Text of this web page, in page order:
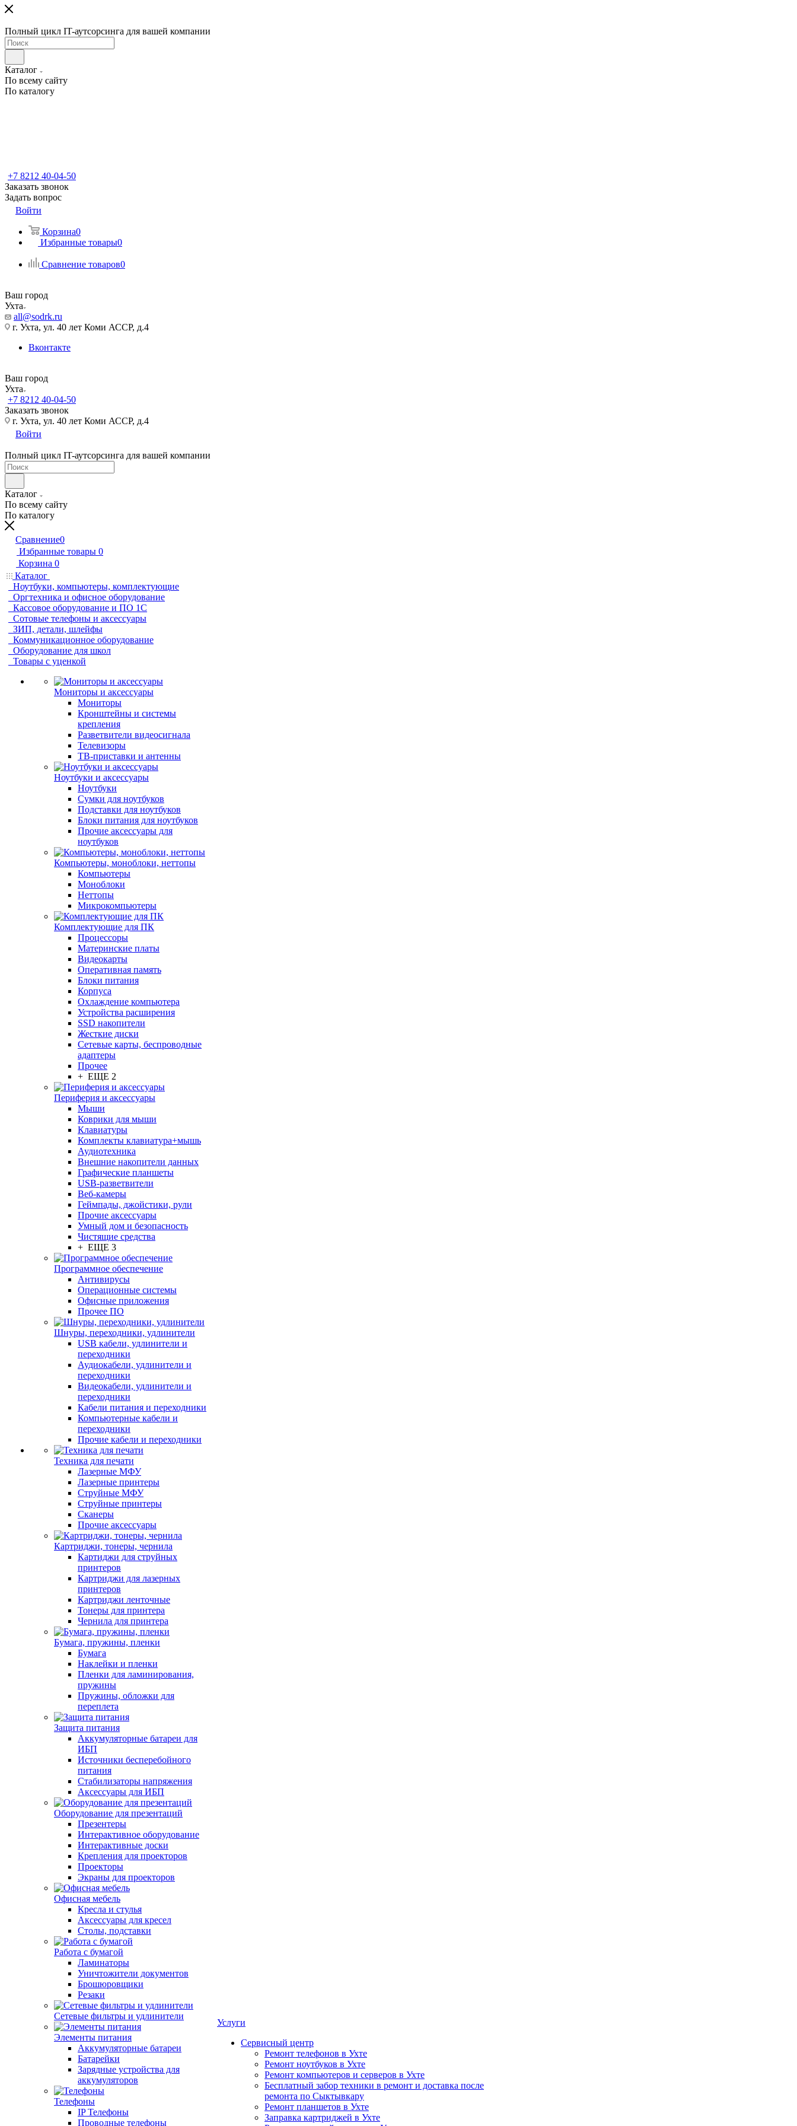
Полный цикл IT-аутсорсинга для вашей компании
Каталог
По всему сайту
По каталогу
+7 8212 40-04-50
Заказать звонок
Задать вопрос
Войти
Корзина0
Избранные товары0
Сравнение товаров0
Ваш город
Ухта
all@sodrk.ru
г. Ухта, ул. 40 лет Коми АССР, д.4
Вконтакте
Ваш город
Ухта
+7 8212 40-04-50
Заказать звонок
г. Ухта, ул. 40 лет Коми АССР, д.4
Войти
Полный цикл IT-аутсорсинга для вашей компании
Каталог
По всему сайту
По каталогу
Сравнение0
Избранные товары 0
Корзина 0
Каталог
Ноутбуки, компьютеры, комплектующие
Оргтехника и офисное оборудование
Кассовое оборудование и ПО 1С
Сотовые телефоны и аксессуары
ЗИП, детали, шлейфы
Коммуникационное оборудование
Оборудование для школ
Товары с уценкой
Мониторы и аксессуары
Мониторы
Кронштейны и системы
крепления
Разветвители видеосигнала
Телевизоры
ТВ-приставки и антенны
Ноутбуки и аксессуары
Ноутбуки
Сумки для ноутбуков
Подставки для ноутбуков
Блоки питания для ноутбуков
Прочие аксессуары для
ноутбуков
Компьютеры, моноблоки, неттопы
Компьютеры
Моноблоки
Неттопы
Микрокомпьютеры
Комплектующие для ПК
Процессоры
Материнские платы
Видеокарты
Оперативная память
Блоки питания
Корпуса
Охлаждение компьютера
Устройства расширения
SSD накопители
Жесткие диски
Сетевые карты, беспроводные
адаптеры
Прочее
+ ЕЩЕ 2
Периферия и аксессуары
Мыши
Коврики для мыши
Клавиатуры
Комплекты клавиатура+мышь
Аудиотехника
Внешние накопители данных
Графические планшеты
USB-разветвители
Веб-камеры
Геймпады, джойстики, рули
Прочие аксессуары
Умный дом и безопасность
Чистящие средства
+ ЕЩЕ 3
Программное обеспечение
Антивирусы
Операционные системы
Офисные приложения
Прочее ПО
Шнуры, переходники, удлинители
USB кабели, удлинители и
переходники
Аудиокабели, удлинители и
переходники
Видеокабели, удлинители и
переходники
Кабели питания и переходники
Компьютерные кабели и
переходники
Прочие кабели и переходники
Техника для печати
Лазерные МФУ
Лазерные принтеры
Струйные МФУ
Струйные принтеры
Сканеры
Прочие аксессуары
Картриджи, тонеры, чернила
Картиджи для струйных
принтеров
Картриджи для лазерных
принтеров
Картриджи ленточные
Тонеры для принтера
Чернила для принтера
Бумага, пружины, пленки
Бумага
Наклейки и пленки
Пленки для ламинирования,
пружины
Пружины, обложки для
переплета
Защита питания
Аккумуляторные батареи для
ИБП
Источники бесперебойного
питания
Стабилизаторы напряжения
Аксессуары для ИБП
Оборудование для презентаций
Презентеры
Интерактивное оборудование
Интерактивные доски
Крепления для проекторов
Проекторы
Экраны для проекторов
Офисная мебель
Кресла и стулья
Аксессуары для кресел
Столы, подставки
Работа с бумагой
Ламинаторы
Уничтожители документов
Брошюровщики
Резаки
Сетевые фильтры и удлинители
Элементы питания
Аккумуляторные батареи
Батарейки
Зарядные устройства для
аккумуляторов
Телефоны
IP Телефоны
Проводные телефоны
Услуги
Сервисный центр
Ремонт телефонов в Ухте
Ремонт ноутбуков в Ухте
Ремонт компьютеров и серверов в Ухте
Бесплатный забор техники в ремонт и доставка после
ремонта по Сыктывкару
Ремонт планшетов в Ухте
Заправка картриджей в Ухте